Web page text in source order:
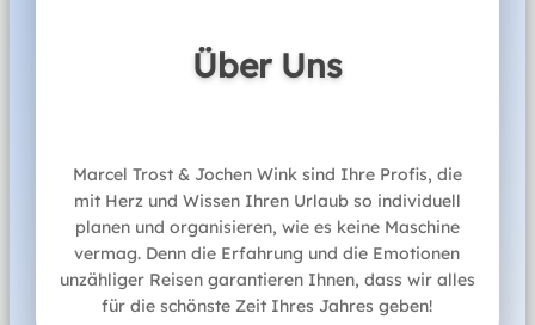
Außerhalb dieser Zeiten bieten wir Ihnen
WhatsApp
06074-24071
atlantis@flugboerse.de
Über Uns
Marcel Trost & Jochen Wink sind Ihre Profis, die
mit Herz und Wissen Ihren Urlaub so individuell
planen und organisieren, wie es keine Maschine
vermag. Denn die Erfahrung und die Emotionen
unzähliger Reisen garantieren Ihnen, dass wir alles
für die schönste Zeit Ihres Jahres geben!
Unser Team